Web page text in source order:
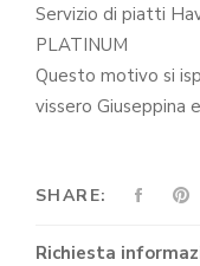
Servizio di piatti
PLATINUM
Questo motivo si
vissero Giuseppina
SHARE:
Richiesta